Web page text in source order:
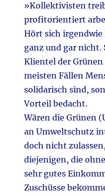
»Kollektivisten
profitorientiert
Hört sich irgendwie
ganz und gar nicht.
Klientel der
meisten Fällen
solidarisch sind,
Vorteil bedacht.
Wären die Grünen
an Umweltschutz
doch nicht
diejenigen, die
sehr gutes
Zuschüsse